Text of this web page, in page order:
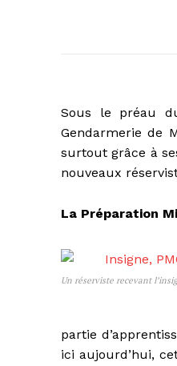
Sous le préau
Gendarmerie de
surtout grâce à
nouveaux
La Préparation
Un réserviste recevant
partie
ici aujourd’hui,